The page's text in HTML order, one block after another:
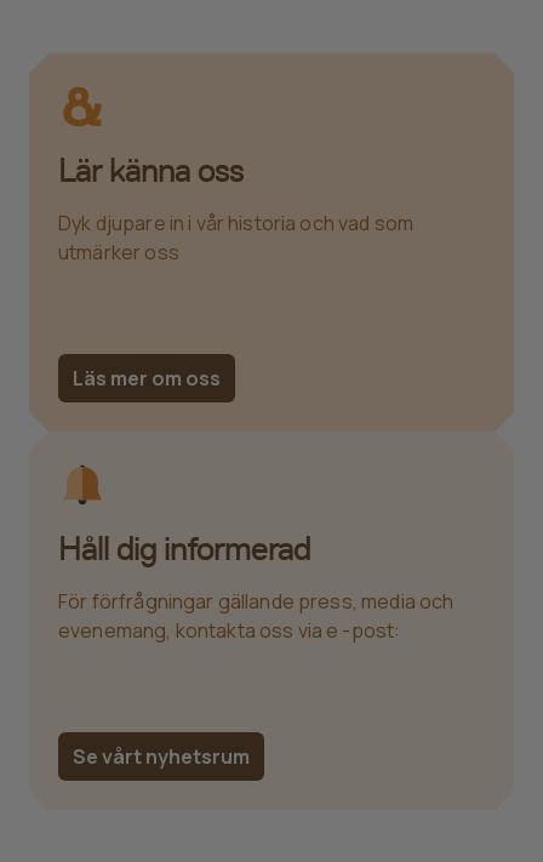
Lär känna oss
Dyk djupare in i vår historia och vad som
utmärker oss
Läs mer om oss
Håll dig informerad
För förfrågningar gällande press, media och
evenemang, kontakta oss via e -post:
Se vårt nyhetsrum